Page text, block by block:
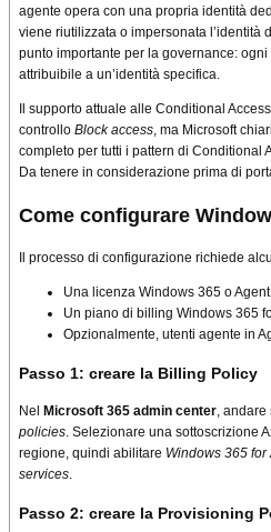
agente opera con una propria identità
viene riutilizzata o impersonata l’identità
punto importante per la governance:
attribuibile a un’identità specifica.
Il supporto attuale alle Conditional
controllo Block access, ma Microsoft
completo per tutti i pattern di Conditional
Da tenere in considerazione prima di
Come configurare
Il processo di configurazione richiede
Una licenza Windows 365 o
Un piano di billing Windows 365
Opzionalmente, utenti agente in
Passo 1: creare la Billing Policy
Nel Microsoft 365 admin center, andare
policies. Selezionare una sottoscrizione
regione, quindi abilitare Windows 365 for
services.
Passo 2: creare la Provisioning